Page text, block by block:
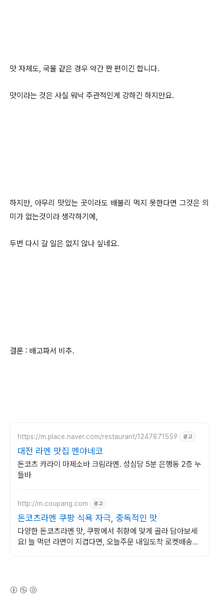
맛 자체도, 국물 같은 경우 약간 짠 편이긴 합니다.
맛이라는 것은 사실 워낙 주관적인게 강하긴 하지만요.
하지만, 아무리 맛있는 곳이라도 배불리 먹지 못한다면 그것은 의
미가 없는것이라 생각하기에,
두번 다시 갈 일은 없지 않나 싶네요.
결론 : 배고파서 비추.
https://m.place.naver.com/restaurant/1247871559 광고
대전 라멘 맛집 멘야네코
돈코츠 카라이 마제소바 크림라멘. 성심당 5분 은행동 2층 누
들바
http://m.coupang.com 광고
돈코츠라멘 쿠팡 식욕 자극, 중독적인 맛
다양한 돈코츠라멘 맛, 쿠팡에서 취향에 맞게 골라 담아보세
요! 늘 먹던 라면이 지겹다면, 오늘주문 내일도착 로켓배송으